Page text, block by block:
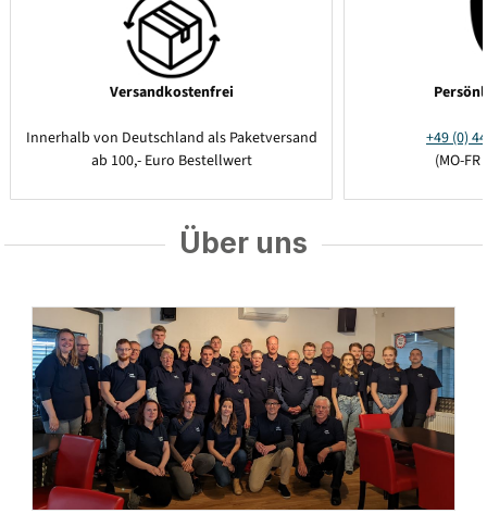
Versandkostenfrei
Innerhalb von Deutschland als Paketversand
ab 100,- Euro Bestellwert
+49 (0)
(MO-
Über uns